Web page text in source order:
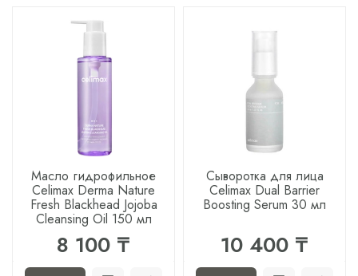
Масло гидрофильное
Celimax Derma Nature
Fresh Blackhead Jojoba
Cleansing Oil 150 мл
8 100 ₸
Сыворотка для лица
Celimax Dual Barrier
Boosting Serum 30 мл
10 400 ₸